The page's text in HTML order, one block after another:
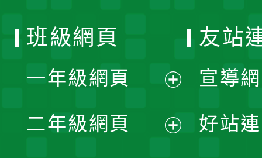
班級網頁
一年級網頁
開
二年級網頁
友站
宣導
好站